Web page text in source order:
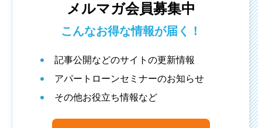
メルマガ会員募集中
こんなお得な情報が届く！
記事公開などのサイトの更新情報
アパートローンセミナーのお知らせ
その他お役立ち情報など